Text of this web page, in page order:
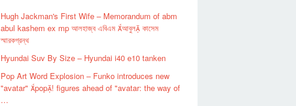
Hugh Jackman's First Wife – Memorandum of abm
abul kashem ex mp আলহাজ্ব এবিএম আবুল কাসেম
স্মারকগ্রন্থ
Hyundai Suv By Size – Hyundai i40 e10 tanken
Pop Art Word Explosion – Funko introduces new
"avatar" pop! figures ahead of "avatar: the way of
…